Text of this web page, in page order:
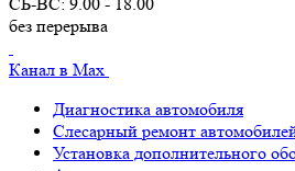
без перерыва
Канал в Max
Диагностика автомобиля
Слесарный ремонт
Установка дополнительного